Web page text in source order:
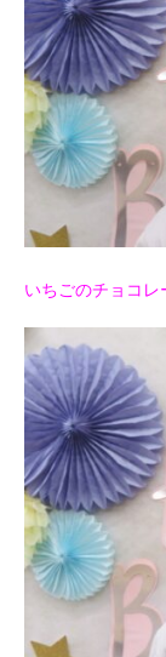
いちごのチョコレ